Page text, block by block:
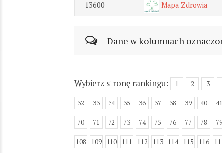
13600 Mapa Zdrowia
Dane w kolumnach
Wybierz stronę rankingu: 1 2 3
32 33 34 35 36 37 38 39 40 41
70 71 72 73 74 75 76 77 78 79
108 109 110 111 112 113 114 115 116